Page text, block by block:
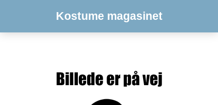
Kostume magasinet